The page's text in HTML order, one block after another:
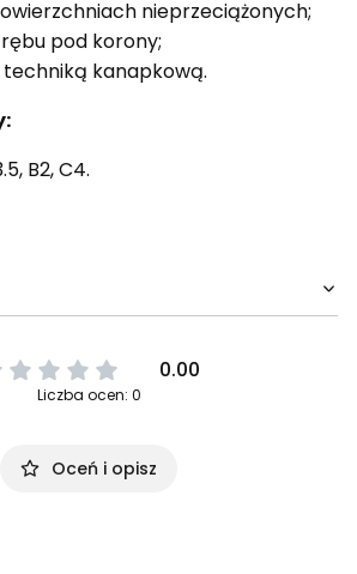
nieprzeciążonych;
pod korony;
techniką kanapkową.
B2, C4.
0.00
Liczba ocen: 0
Oceń i opisz